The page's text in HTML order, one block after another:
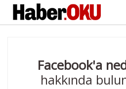
Facebook'a
hakkında